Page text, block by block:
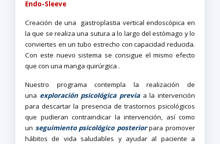
Endo-Sleeve
Creación de una gastroplastia vertical endoscópica en
la que se realiza una sutura a lo largo del estómago y lo
conviertes en un tubo estrecho con capacidad reducida.
Con este nuevo sistema se consigue el mismo efecto
que con una manga quirúrgica .
Nuestro programa contempla la realización de
una exploración psicológica previaa la intervención
para descartar la presencia de trastornos psicológicos
que pudieran contraindicar la intervención, así como
un seguimiento psicológico posteriorpara promover
hábitos de vida saludables y ayudar al paciente a